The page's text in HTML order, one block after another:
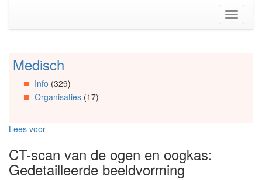
(Accesskey
Toggle
Spring
Artikels
Spring
Spring
Organisaties
Spring
Medisch
Info (329)
Organisaties(17)
Lees voor
CT-scan van de ogen en oogkas:
Gedetailleerde beeldvorming